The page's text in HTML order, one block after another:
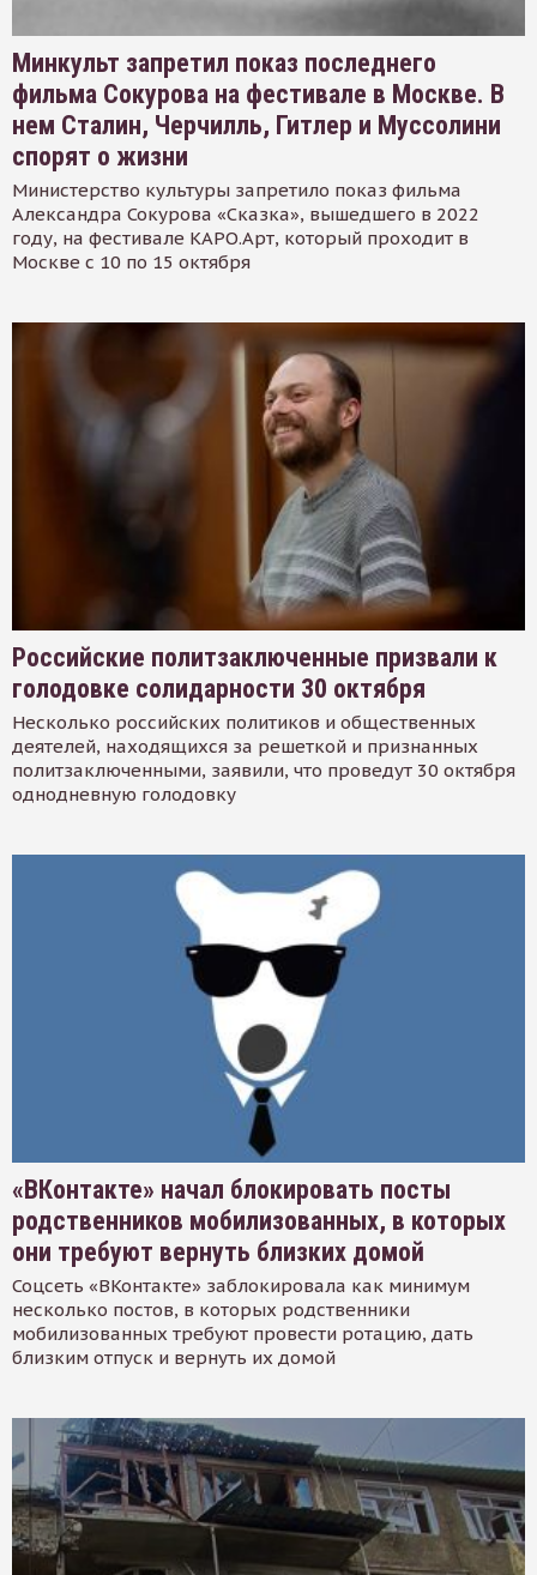
Минкульт запретил показ последнего
фильма Сокурова на фестивале в Москве. В
нем Сталин, Черчилль, Гитлер и Муссолини
спорят о жизни
Министерство культуры запретило показ фильма
Александра Сокурова «Сказка», вышедшего в 2022
году, на фестивале КАРО.Арт, который проходит в
Москве с 10 по 15 октября
Российские политзаключенные призвали к
голодовке солидарности 30 октября
Несколько российских политиков и общественных
деятелей, находящихся за решеткой и признанных
политзаключенными, заявили, что проведут 30 октября
однодневную голодовку
«ВКонтакте» начал блокировать посты
родственников мобилизованных, в которых
они требуют вернуть близких домой
Соцсеть «ВКонтакте» заблокировала как минимум
несколько постов, в которых родственники
мобилизованных требуют провести ротацию, дать
близким отпуск и вернуть их домой